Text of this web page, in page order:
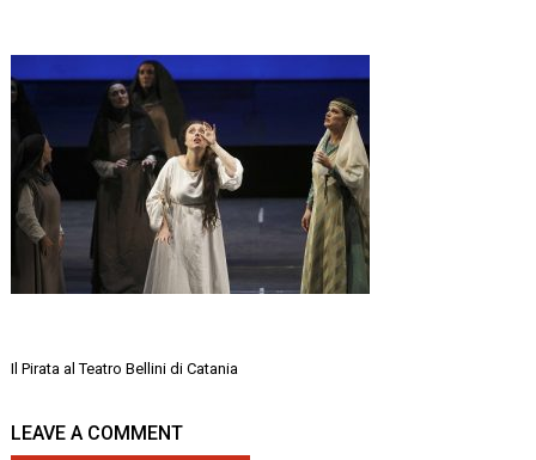
Navigazione
Il Pirata al Teatro Bellini di Catania
LEAVE A COMMENT